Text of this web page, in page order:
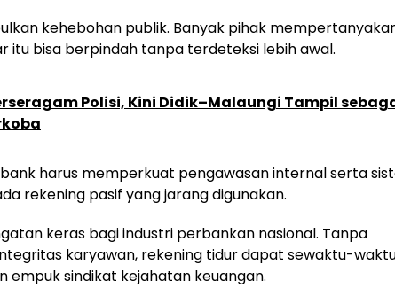
kehebohan publik. Banyak pihak
itu bisa berpindah tanpa terdeteksi lebih awal.
Polisi, Kini Didik–Malaungi Tampil
harus memperkuat pengawasan internal serta
rekening pasif yang jarang digunakan.
keras bagi industri perbankan nasional. Tanpa
karyawan, rekening tidur dapat sewaktu-
empuk sindikat kejahatan keuangan.